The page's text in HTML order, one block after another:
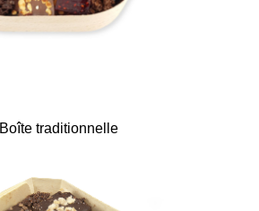
Boîte traditionnelle